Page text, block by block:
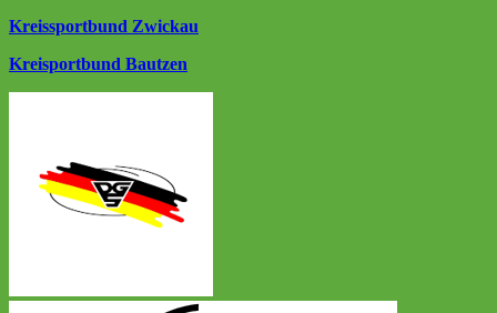
Kreissportbund Zwickau
Kreisportbund Bautzen